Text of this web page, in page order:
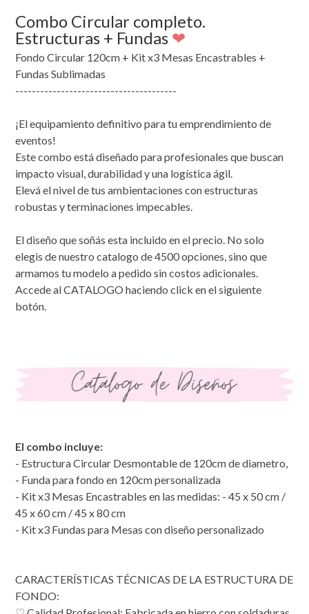
Combo Circular completo.
Estructuras + Fundas ❤
Fondo Circular 120cm + Kit x3 Mesas Encastrables +
Fundas Sublimadas
---------------------------------------
¡El equipamiento definitivo para tu emprendimiento de
eventos!
Este combo está diseñado para profesionales que buscan
impacto visual, durabilidad y una logística ágil.
Elevá el nivel de tus ambientaciones con estructuras
robustas y terminaciones impecables.
El diseño que soñás esta incluido en el precio. No solo
elegis de nuestro catalogo de 4500 opciones, sino que
armamos tu modelo a pedido sin costos adicionales.
Accede al CATALOGO haciendo click en el siguiente
botón.
El combo incluye:
- Estructura Circular Desmontable de 120cm de diametro,
- Funda para fondo en 120cm personalizada
- Kit x3 Mesas Encastrables en las medidas: - 45 x 50 cm /
45 x 60 cm / 45 x 80 cm
- Kit x3 Fundas para Mesas con diseño personalizado
CARACTERÍSTICAS TÉCNICAS DE LA ESTRUCTURA DE
FONDO: